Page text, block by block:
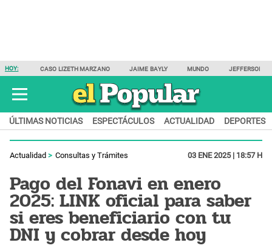
HOY: CASO LIZETH MARZANO JAIME BAYLY MUNDO JEFFERSON
ÚLTIMAS NOTICIAS ESPECTÁCULOS ACTUALIDAD DEPORTES
Actualidad Consultas y Trámites 03 ENE 2025 | 18:57 H
Pago del Fonavi en enero
2025: LINK oficial para saber
si eres beneficiario con tu
DNI y cobrar desde hoy